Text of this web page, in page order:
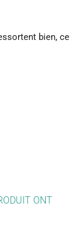
bien, ce
ONT